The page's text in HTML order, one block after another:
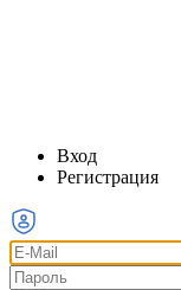
Вход
Регистрация